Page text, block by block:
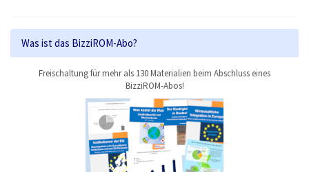
Was ist das BizziROM-Abo?
Freischaltung für mehr als 130 Materialien beim Abschluss eines
BizziROM-Abos!